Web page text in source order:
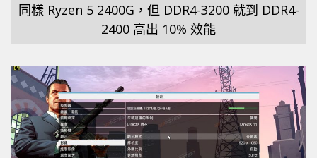
同樣 Ryzen 5 2400G，但 DDR4-3200 就到 DDR4-
2400 高出 10% 效能